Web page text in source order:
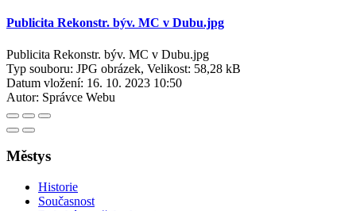
Publicita Rekonstr. býv. MC v Dubu.jpg
Publicita Rekonstr. býv. MC v Dubu.jpg
Typ souboru: JPG obrázek, Velikost: 58,28 kB
Datum vložení: 16. 10. 2023 10:50
Autor: Správce Webu
Městys
Historie
Současnost